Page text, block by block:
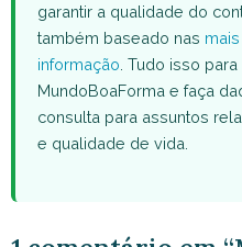
garantir a qualidade do
também baseado nas
informação . Tudo isso
MundoBoaForma e faça
consulta para assuntos
e qualidade de vida.